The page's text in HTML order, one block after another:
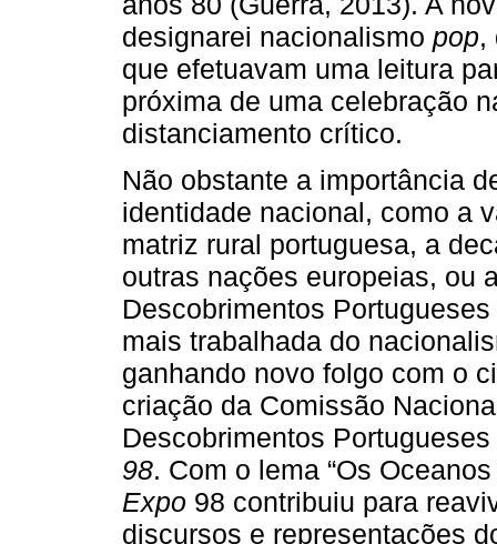
designarei nacionalismo pop,
que efetuavam uma leitura
próxima de uma celebração
distanciamento crítico.
Não obstante a importância
identidade nacional, como a
matriz rural portuguesa, a
outras nações europeias, ou
Descobrimentos
mais trabalhada do
ganhando novo folgo com o
criação da Comissão
Descobrimentos
98. Com o lema “Os
Expo 98 contribuiu para
discursos e representações